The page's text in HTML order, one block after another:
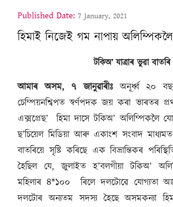
Published Date: 7 January, 2021
হিমাই নিজেই গম নাপায় অলিম্পিকলৈ
টকিঅ’ যাত্ৰাৰ ভুৱা বাতৰি
আমাৰ অসম, ৭ জানুৱাৰীঃঅনূৰ্ধ্ব ২০
চেম্পিয়নশ্বিপত স্বৰ্ণপদক জয় কৰা ভাৰতৰ
এক্সপ্ৰেছ’ হিমা দাসে টকিঅ’ অলিম্পিকলৈ
ছ’চিয়েল মিডিয়া আৰু একাংশ সংবাদ
বাতৰিয়ে সৃষ্টি কৰিছে এক বিভ্ৰান্তিকৰ
হৈছিল যে, জুলাইত হ’বলগীয়া টকিঅ’
মহিলাৰ ৪*১০০ ৰিলে দলটোৱে যোগ্যতা
দলটোৰ অন্যতম সদস্য হৈছে অসমকন্যা